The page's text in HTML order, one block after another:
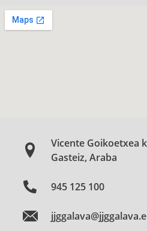
Vicente Goikoetxea
Gasteiz, Araba
945 125 100